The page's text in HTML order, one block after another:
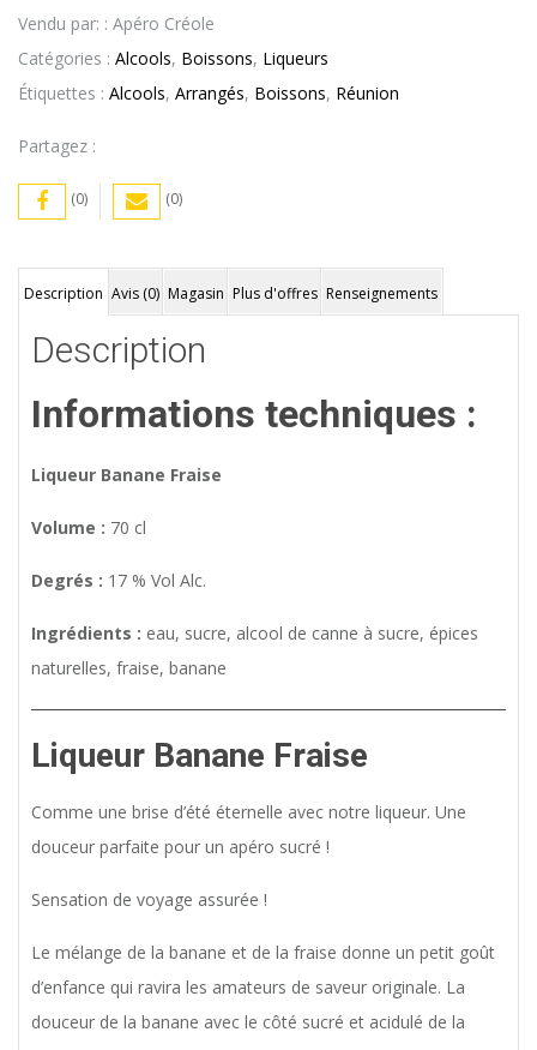
Vendu par: : Apéro Créole
Catégories : Alcools, Boissons, Liqueurs
Étiquettes : Alcools, Arrangés, Boissons, Réunion
Partagez :
(0) (0)
Description Avis (0) Magasin Plus d'offres Renseignements
Description
Informations techniques :
Liqueur Banane Fraise
Volume : 70 cl
Degrés : 17 % Vol Alc.
Ingrédients : eau, sucre, alcool de canne à sucre, épices
naturelles, fraise, banane
Liqueur Banane Fraise
Comme une brise d’été éternelle avec notre liqueur. Une
douceur parfaite pour un apéro sucré !
Sensation de voyage assurée !
Le mélange de la banane et de la fraise donne un petit goût
d’enfance qui ravira les amateurs de saveur originale. La
douceur de la banane avec le côté sucré et acidulé de la